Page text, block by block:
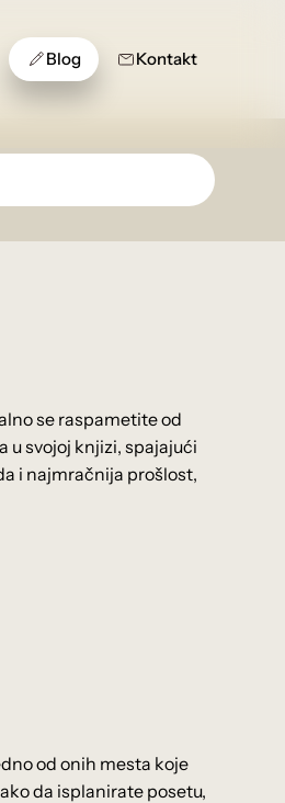
Blog Kontakt
se raspametite od
u svojoj knjizi, spajajući
i najmračnija prošlost,
od onih mesta koje
da isplanirate posetu,